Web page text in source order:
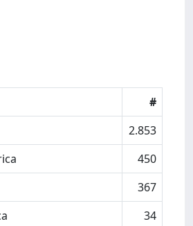
#
2.853
450
367
34